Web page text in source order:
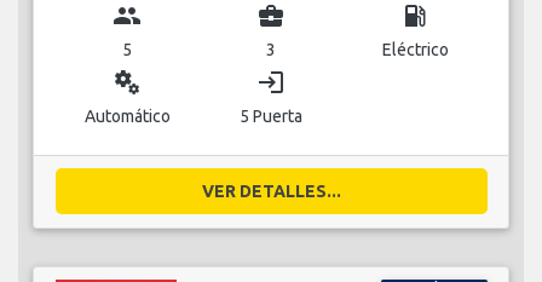
group
5
business_center
3
local_gas_station
Eléctrico
miscellaneous_services
Automático
login
5 Puerta
VER DETALLES...